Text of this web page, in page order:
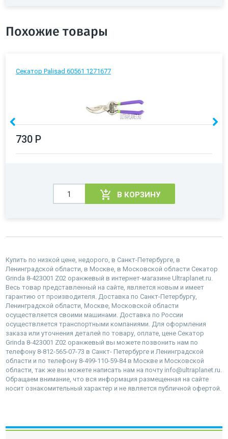
Похожие товары
Секатор Palisad 60561 1271677
730 Р
В КОРЗИНУ
Купить по низкой цене, недорого, в Санкт-Петербурге, в
Ленинградской области, в Москве, в Московской области Секатор
Grinda 8-423001 Z02 оранжевый в интернет-магазине Ultraplanet.ru.
Весь товар представленный на сайте, является новым и имеет
гарантию от производителя. Доставка по Санкт-Петербургу,
Ленинградской области, Москве, Московской области
осуществляется своими машинами. Доставка по России
осуществляется транспортными компаниями. Для оформления
заказа или уточнения деталей по товару, оплате, цене Секатор
Grinda 8-423001 Z02 оранжевый вы можете позвонить нам по
телефону 8-812-565-07-73 в Санкт- Петербурге и Ленинградской
области и по телефону 8-499-110-59-84 в Москве и Московской
области, так же вы можете написать нам на почту info@ultraplanet.ru.
Обращаем внимание, что вся информация размещенная на сайте
носит ознакомительный характер и не является публичной офертой.
наверх